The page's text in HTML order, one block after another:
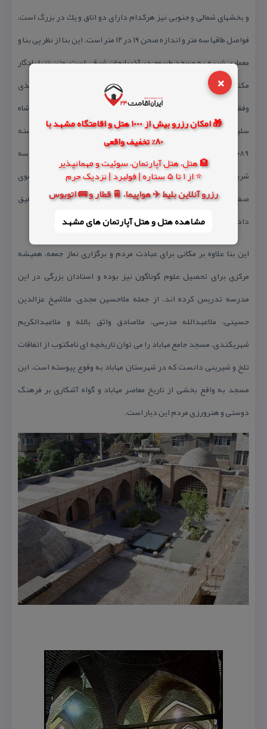
×
🎁 امکان رزرو بیش از 1000 هتل و اقامتگاه مشهد با
80% تخفیف واقعی
🏨 هتل، هتل آپارتمان، سوئیت و مهمانپذیر
⭐ از 1 تا 5 ستاره | فولبرد | نزدیک حرم
رزرو آنلاین بلیط ✈️ هواپیما، 🚆 قطار و 🚌 اتوبوس
مشاهده هتل و هتل‌ آپارتمان های مشهد
و بخشهای شمالی و جنوبی نیز هركدام دارای دو اتاق و یك در بزرگ است،
فواصل طاقها سه متر و اندازه صحن ۱۹ در ۱۲ متر است. این بنا از نظر پی بنا و
معماری شبیه به مسجد طسوج در آذربایجان شرقی است. متن تنها یادگار
مكتوب آن بر كتیبه سردر شمالی، بدین مضمون است:(( الحمدالله الذی
وفقنی الاتمام هذه المدرسه الشریفه فی ایام دوله السلطان الاعدل : شاه
سلیمان الحسین الموسوی الصفوی بهادرخان – خلدالله تعالی ملكه – فی سنه
۱۰۸۹ كتیبه سهراب المكری)) (خدا را سپاس كه مرا به اتمام این مدرسه
شریف در ایام حكومت عادل ترین سلطان، شاه سلیمان حسین موسوی
صفوی بهادرخان – كه خدا ملكش را جاودان سازد – در سال ۱۰۸۹ه.ق توفیق
داد. این را سهراب مكری نوشت.)
این بنا علاوه بر مكانی برای عبادت مردم و برگزاری نماز جمعه، همیشه
مركزی برای تحصیل علوم گوناگون نیز بوده و استادان بزرگی در این
مدرسه تدریس كرده اند، از جمله ملاحسین مجدی، ملاشیخ عزالدین
حسینی، ملاعبدالله مدرسی، ملاصادق واثق بالله و ملاعبدالكریم
شهریكندی. مسجد جامع مهاباد را می توان تاریخچه ای نامكتوب از اتفاقات
تلخ و شیرینی دانست كه در شهرستان مهاباد به وقوع پیوسته است. این
مسجد به واقع بخشی از تاریخ معاصر مهاباد و گواه آشكاری بر فرهنگ
دوستی و هنرورزی مردم این دیار است.